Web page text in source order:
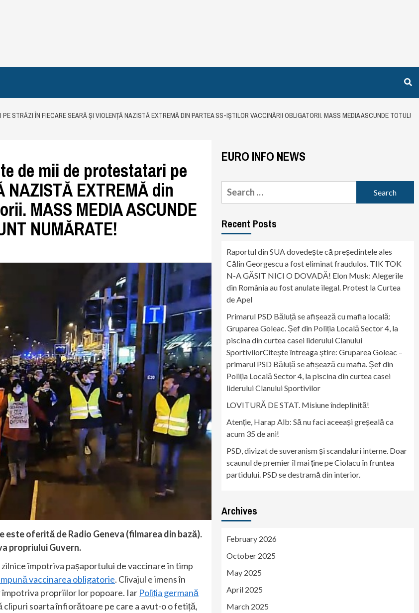
STRĂZI ÎN FIECARE SEARĂ ȘI VIOLENȚĂ NAZISTĂ EXTREMĂ DIN PARTEA SS-IȘTILOR VACCINĂRII OBLIGATORII. MASS MEDIA ASCUNDE TOTUL!
de mii de protestatari pe
EXTREMĂ din
MASS MEDIA ASCUNDE
NUMĂRATE!
oferită de Radio Geneva (filmarea din bază).
propriului Guvern.
împotriva pașaportului de vaccinare în timp
vaccinarea obligatorie. Clivajul e imens în
împotriva propriilor lor popoare. Iar Poliția germană
clipuri soarta înfiorătoare pe care a avut-o o fetiță,
EURO INFO NEWS
Search
for:
Recent Posts
Raportul din SUA dovedește că președintele ales
Călin Georgescu a fost eliminat fraudulos. TIK TOK
N-A GĂSIT NICI O DOVADĂ! Elon Musk: Alegerile
din România au fost anulate ilegal. Protest la Curtea
de Apel
Primarul PSD Băluță se afișează cu mafia locală:
Gruparea Goleac. Șef din Poliția Locală Sector 4, la
piscina din curtea casei liderului Clanului
SportivilorCiteşte întreaga ştire: Gruparea Goleac –
primarul PSD Băluță se afișează cu mafia. Șef din
Poliția Locală Sector 4, la piscina din curtea casei
liderului Clanului Sportivilor
LOVITURĂ DE STAT. Misiune îndeplinită!
Atenție, Harap Alb: Să nu faci aceeași greșeală ca
acum 35 de ani!
PSD, divizat de suveranism și scandaluri interne. Doar
scaunul de premier îl mai ține pe Ciolacu în fruntea
partidului. PSD se destramă din interior.
Archives
February 2026
October 2025
May 2025
April 2025
March 2025